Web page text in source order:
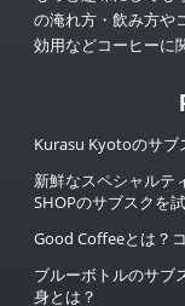
の淹れ方・飲み方や
効用などコーヒーに
Kurasu Kyotoのサブ
新鮮なスペシャルテ
SHOPのサブスクを
Good Coffeeとは？
ブルーボトルのサブ
身とは？